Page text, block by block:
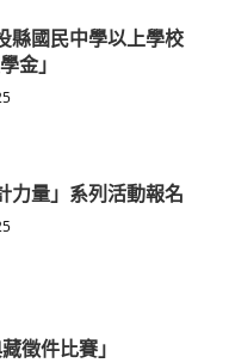
縣國民中學以上學校
金」
力量」系列活動報名
徵件比賽」